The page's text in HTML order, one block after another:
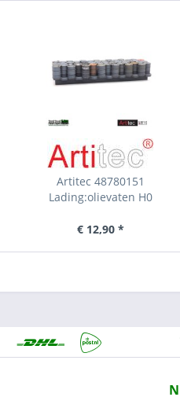
Artitec 48780151
Lading:olievaten H0
€ 12,90 *